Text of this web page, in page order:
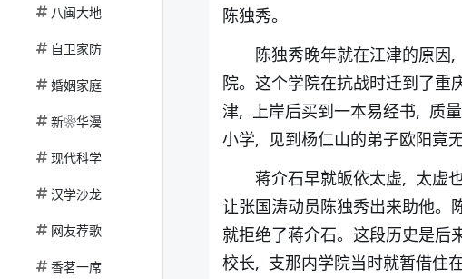
八闽大地
自卫家防
婚姻家庭
新❀华漫
现代科学
汉学沙龙
网友荐歌
香茗一席
陈独秀。
陈独秀晚年就在江津的原
院。这个学院在抗战时迁到了
津, 上岸后买到一本易经书, 质
小学, 见到杨仁山的弟子欧阳竟
蒋介石早就皈依太虚, 太虚
让张国涛动员陈独秀出来助他
就拒绝了蒋介石。这段历史是后
校长, 支那内学院当时就暂借住